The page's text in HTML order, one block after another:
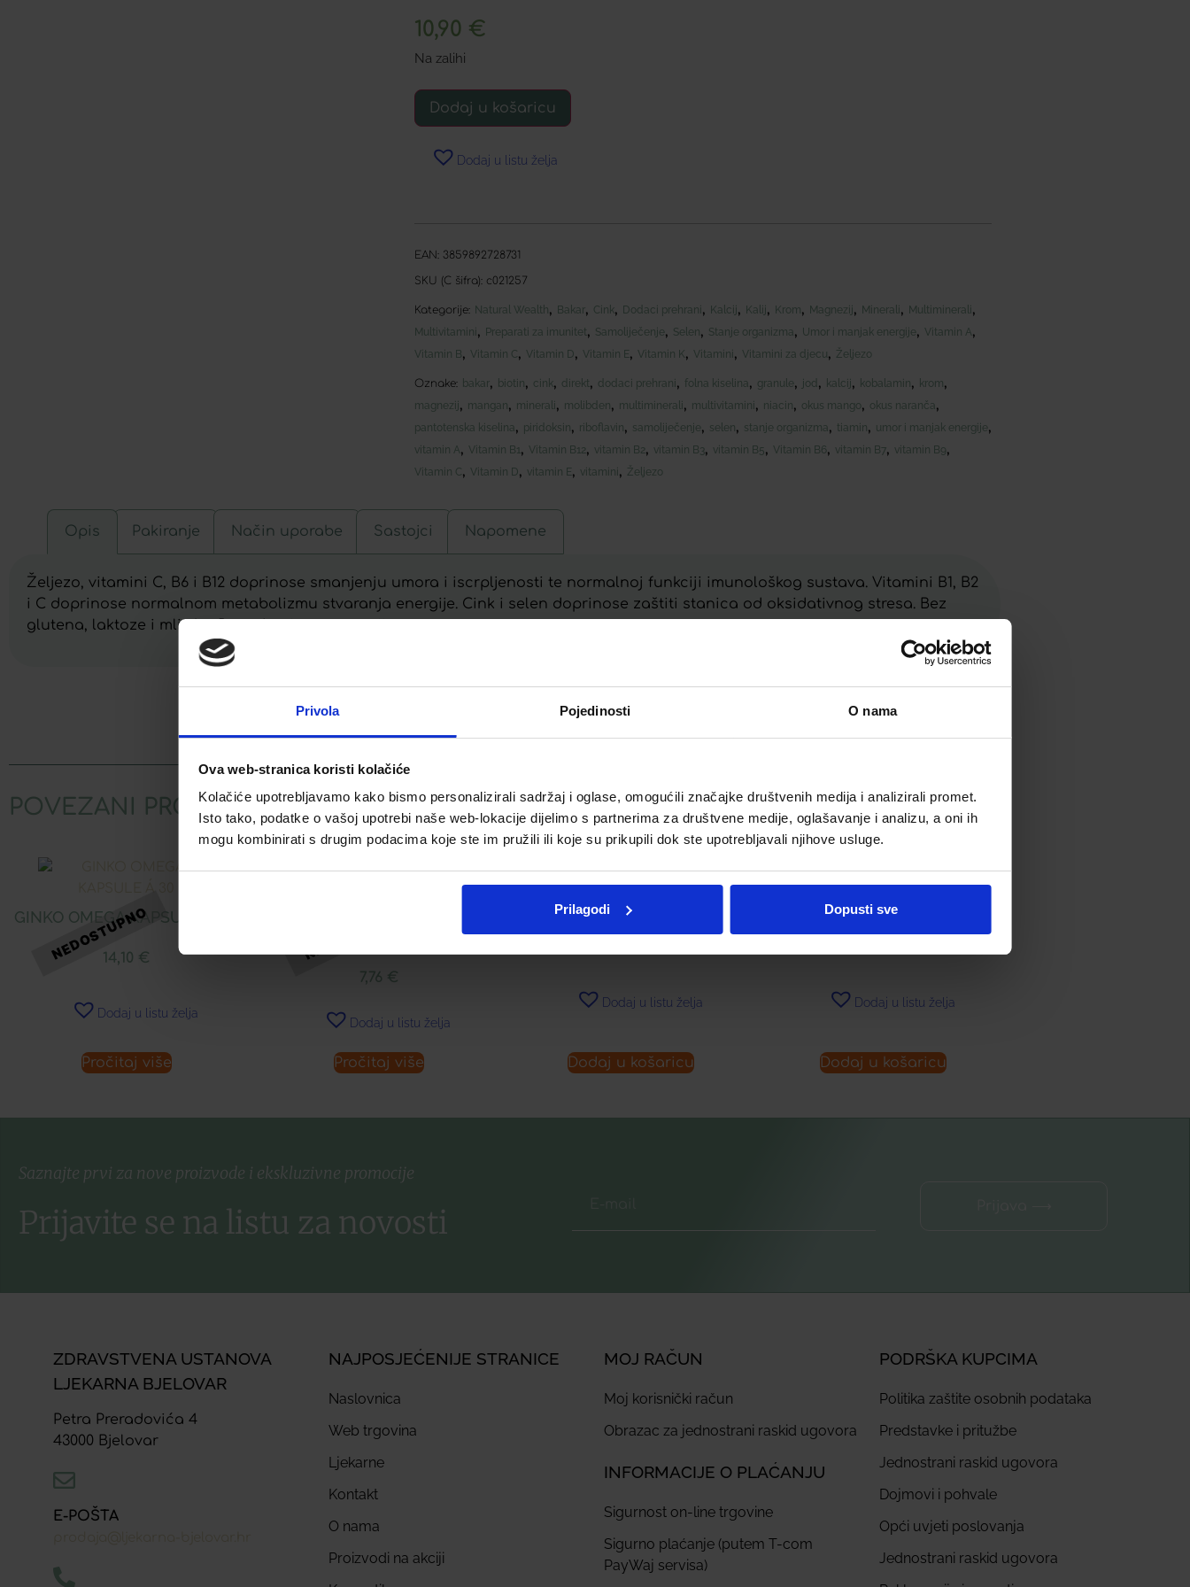
Privola Pojedinosti O nama
Ova web-stranica koristi kolačiće
Kolačiće upotrebljavamo kako bismo personalizirali sadržaj i oglase, omogućili značajke društvenih medija i analizirali promet.
Isto tako, podatke o vašoj upotrebi naše web-lokacije dijelimo s partnerima za društvene medije, oglašavanje i analizu, a oni ih
mogu kombinirati s drugim podacima koje ste im pružili ili koje su prikupili dok ste upotrebljavali njihove usluge.
Prilagodi Dopusti sve
10,90 €
Na zalihi
Dodaj u košaricu
Dodaj u listu želja
EAN: 3859892728731
SKU (C šifra): c021257
Kategorije: Natural Wealth, Bakar, Cink, Dodaci prehrani, Kalcij, Kalij, Krom, Magnezij, Minerali, Multiminerali,
Multivitamini, Preparati za imunitet, Samoliječenje, Selen, Stanje organizma, Umor i manjak energije, Vitamin A,
Vitamin B, Vitamin C , Vitamin D, Vitamin E, Vitamin K, Vitamini, Vitamini za djecu, Željezo
Oznake: bakar, biotin, cink, direkt, dodaci prehrani, folna kiselina, granule, jod , kalcij, kobalamin, krom,
magnezij, mangan, minerali, molibden, multiminerali, multivitamini, niacin, okus mango, okus naranča,
pantotenska kiselina, piridoksin, riboflavin, samoliječenje, selen, stanje organizma, tiamin, umor i manjak energije,
vitamin A, Vitamin B1 , Vitamin B12 , vitamin B2 , vitamin B3 , vitamin B5, Vitamin B6, vitamin B7, vitamin B9,
Vitamin C , Vitamin D, vitamin E, vitamini, Željezo
Opis Pakiranje Način uporabe Sastojci Napomene
Željezo, vitamini C, B6 i B12 doprinose smanjenju umora i iscrpljenosti te normalnoj funkciji imunološkog sustava. Vitamini B1, B2
i C doprinose normalnom metabolizmu stvaranja energije. Cink i selen doprinose zaštiti stanica od oksidativnog stresa. Bez
glutena, laktoze i mlijeka. Pogodno i za vegetarijance.
Facebook WhatsApp
POVEZANI PROIZVODI
GINKO OMEGA KAPSULE Á 30
14,10 €
Dodaj u listu želja
Pročitaj više
7,76 €
Dodaj u listu želja
Pročitaj više
12,00€
Dodaj u listu želja
Dodaj u košaricu
10,00€
Dodaj u listu želja
Dodaj u košaricu
Saznajte prvi za nove proizvode i ekskluzivne promocije
Prijavite se na listu za novosti
ZDRAVSTVENA USTANOVA
LJEKARNA BJELOVAR
Petra Preradovića 4
43000 Bjelovar
E-POŠTA
NAJPOSJEĆENIJE STRANICE
Naslovnica
Web trgovina
Ljekarne
Kontakt
O nama
Proizvodi na akciji
MOJ RAČUN
Moj korisnički račun
Obrazac za jednostrani raskid ugovora
INFORMACIJE O PLAĆANJU
Sigurnost on-line trgovine
Sigurno plaćanje (putem T-com
PayWaj servisa)
PODRŠKA KUPCIMA
Politika zaštite osobnih podataka
Predstavke i pritužbe
Jednostrani raskid ugovora
Dojmovi i pohvale
Opći uvjeti poslovanja
Jednostrani raskid ugovora